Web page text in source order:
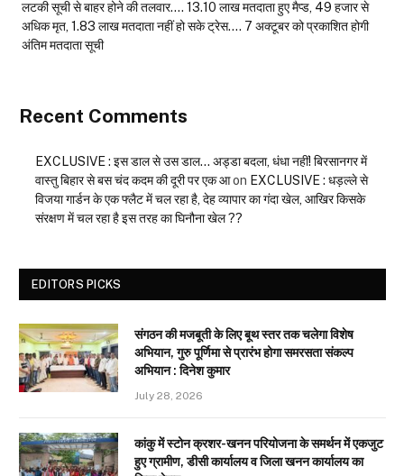
लटकी सूची से बाहर होने की तलवार…. 13.10 लाख मतदाता हुए मैप्ड, 49 हजार से
अधिक मृत, 1.83 लाख मतदाता नहीं हो सके ट्रेस…. 7 अक्टूबर को प्रकाशित होगी
अंतिम मतदाता सूची
Recent Comments
EXCLUSIVE : इस डाल से उस डाल… अड्डा बदला, धंधा नहीं! बिरसानगर में
वास्तु बिहार से बस चंद कदम की दूरी पर एक आon EXCLUSIVE : धड़ल्ले से
विजया गार्डन के एक फ्लैट में चल रहा है, देह व्यापार का गंदा खेल, आखिर किसके
संरक्षण में चल रहा है इस तरह का घिनौना खेल ??
EDITORS PICKS
संगठन की मजबूती के लिए बूथ स्तर तक चलेगा विशेष
अभियान, गुरु पूर्णिमा से प्रारंभ होगा समरसता संकल्प
अभियान : दिनेश कुमार
July 28, 2026
कांकु में स्टोन क्रशर-खनन परियोजना के समर्थन में एकजुट
हुए ग्रामीण, डीसी कार्यालय व जिला खनन कार्यालय का